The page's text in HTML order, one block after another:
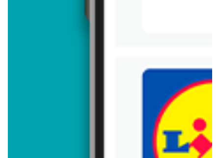
Trafiłeś na nieaktualną gazetkę